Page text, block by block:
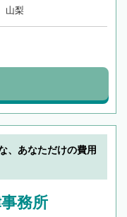
山梨
、あなただけの費用
務所